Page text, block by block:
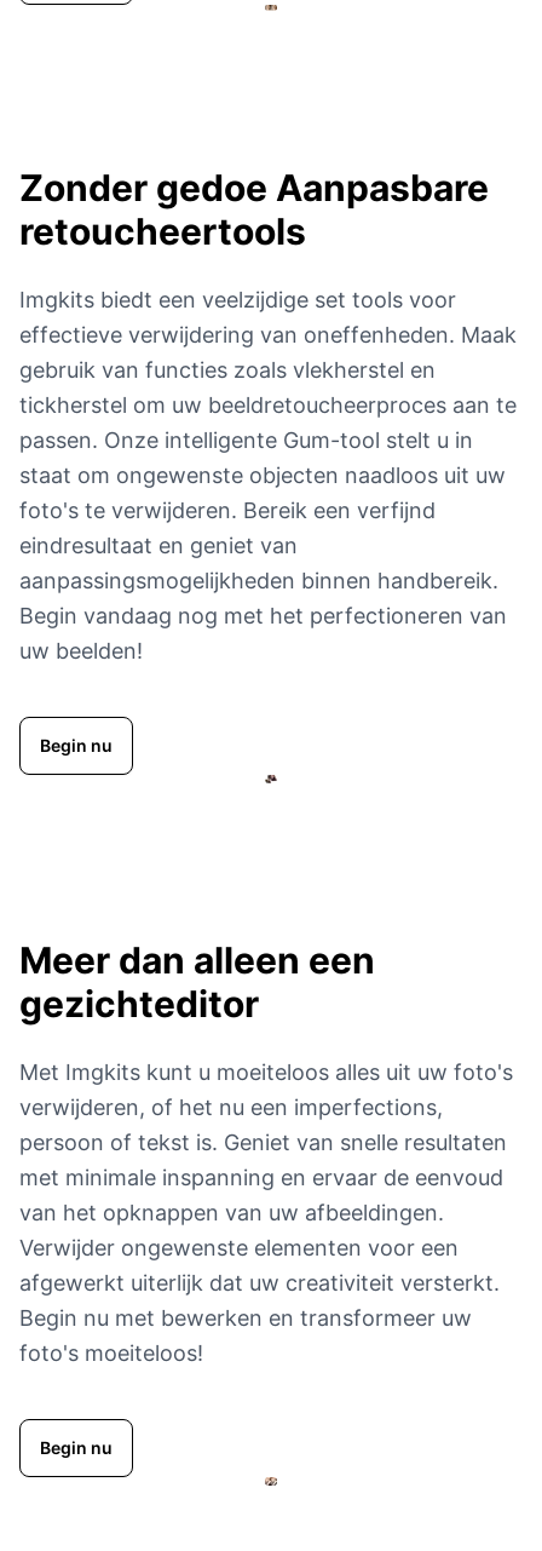
Zonder gedoe Aanpasbare
retoucheertools
Imgkits biedt een veelzijdige set tools voor
effectieve verwijdering van oneffenheden. Maak
gebruik van functies zoals vlekherstel en
tickherstel om uw beeldretoucheerproces aan te
passen. Onze intelligente Gum-tool stelt u in
staat om ongewenste objecten naadloos uit uw
foto's te verwijderen. Bereik een verfijnd
eindresultaat en geniet van
aanpassingsmogelijkheden binnen handbereik.
Begin vandaag nog met het perfectioneren van
uw beelden!
Begin nu
Meer dan alleen een
gezichteditor
Met Imgkits kunt u moeiteloos alles uit uw foto's
verwijderen, of het nu een imperfections,
persoon of tekst is. Geniet van snelle resultaten
met minimale inspanning en ervaar de eenvoud
van het opknappen van uw afbeeldingen.
Verwijder ongewenste elementen voor een
afgewerkt uiterlijk dat uw creativiteit versterkt.
Begin nu met bewerken en transformeer uw
foto's moeiteloos!
Begin nu